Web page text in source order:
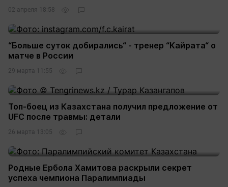
02 апреля 18:58
“Больше суток добирались“ - тренер “Кайрата“ о
матче в России
29 марта 11:55
Топ-боец из Казахстана получил предложение от
UFC после травмы: детали
26 марта 13:05
Родные Ербола Хамитова раскрыли секрет
успеха чемпиона Паралимпиады